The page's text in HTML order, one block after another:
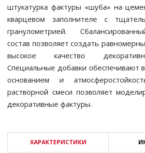
штукатурка фактуры «шуба» на
кварцевом заполнителе с
гранулометрией.
состав позволяет создать
высокое качество
Специальные добавки обеспечивают
основанием и
растворной смеси позволяет
декоративные фактуры.
ХАРАКТЕРИСТИКИ